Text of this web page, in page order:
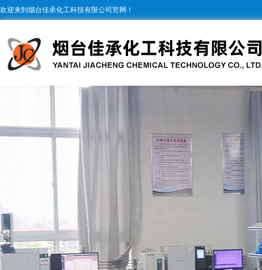
欢迎来到烟台佳承化工科技有限公司官网！